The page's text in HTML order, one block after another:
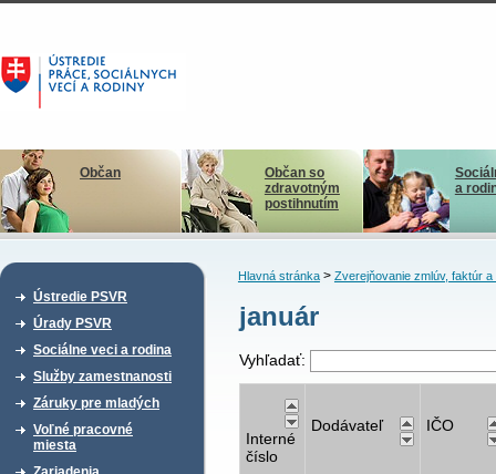
Občan
Občan so
zdravotným
postihnutím
a
Ústredie PSVR
Úrady PSVR
Sociálne veci a rodina
Služby zamestnanosti
Záruky pre mladých
Voľné pracovné
miesta
Hlavná stránka> Zverejňovanie zmlúv, faktúr a
január
Vyhľadať:
Interné
číslo
Dodávateľ IČO